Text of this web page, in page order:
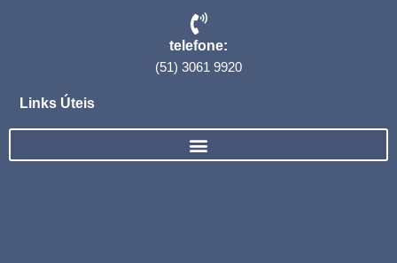
telefone:
(51) 3061 9920
Links Úteis